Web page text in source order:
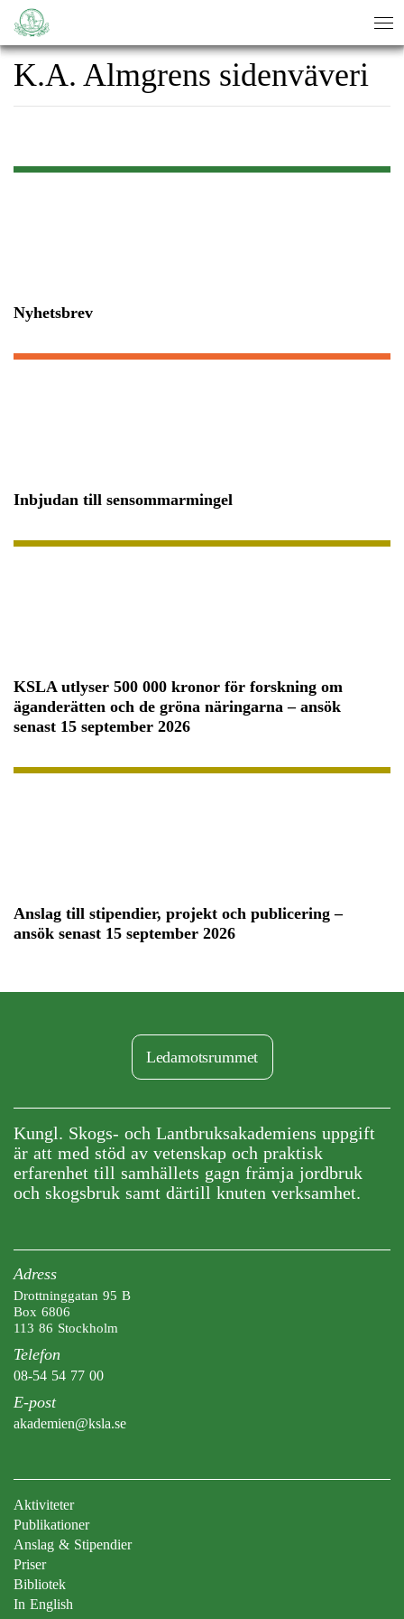
K.A. Almgrens sidenväveri
Nyhetsbrev
Inbjudan till sensommarmingel
KSLA utlyser 500 000 kronor för forskning om
äganderätten och de gröna näringarna – ansök
senast 15 september 2026
Anslag till stipendier, projekt och publicering –
ansök senast 15 september 2026
Ledamotsrummet
Kungl. Skogs- och Lantbruksakademiens uppgift
är att med stöd av vetenskap och praktisk
erfarenhet till samhällets gagn främja jordbruk
och skogsbruk samt därtill knuten verksamhet.
Adress
Drottninggatan 95 B
Box 6806
113 86 Stockholm
Telefon
08-54 54 77 00
E-post
akademien@ksla.se
Aktiviteter
Publikationer
Anslag & Stipendier
Priser
Bibliotek
In English